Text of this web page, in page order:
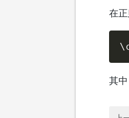
在
其